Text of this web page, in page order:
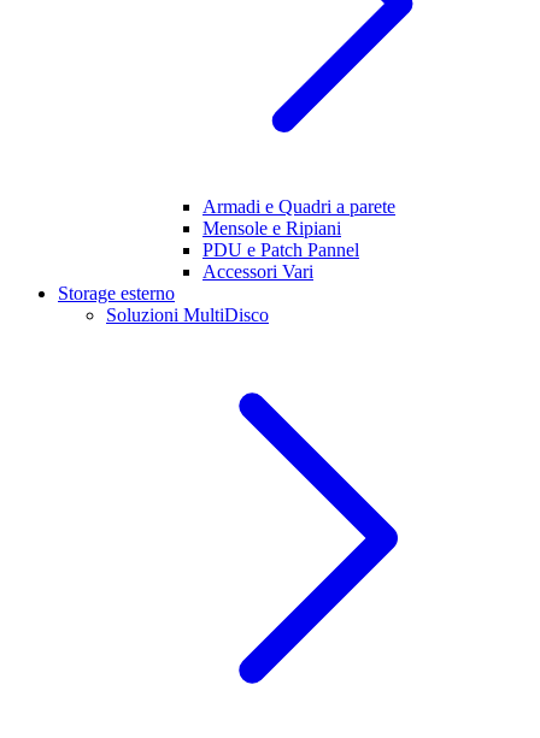
Armadi e Quadri a parete
Mensole e Ripiani
PDU e Patch Pannel
Accessori Vari
Storage esterno
Soluzioni MultiDisco